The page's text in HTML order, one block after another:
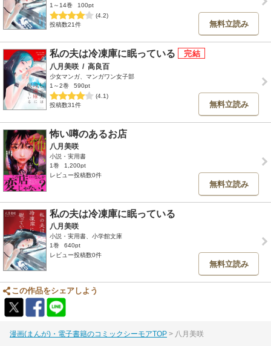
1～14巻
100pt
(4.2)
投稿数21件
無料立読み
私の夫は冷凍庫に眠っている
八月美咲 / 高良百
少女マンガ、マンガワン女子部
1～2巻
590pt
(4.1)
投稿数31件
無料立読み
怖い噂のあるお店
八月美咲
小説・実用書
1巻
1,200pt
レビュー投稿数0件
無料立読み
私の夫は冷凍庫に眠っている
八月美咲
小説・実用書、小学館文庫
1巻
640pt
レビュー投稿数0件
無料立読み
この作品をシェアしよう
漫画(まんが)・電子書籍のコミックシーモアTOP 八月美咲